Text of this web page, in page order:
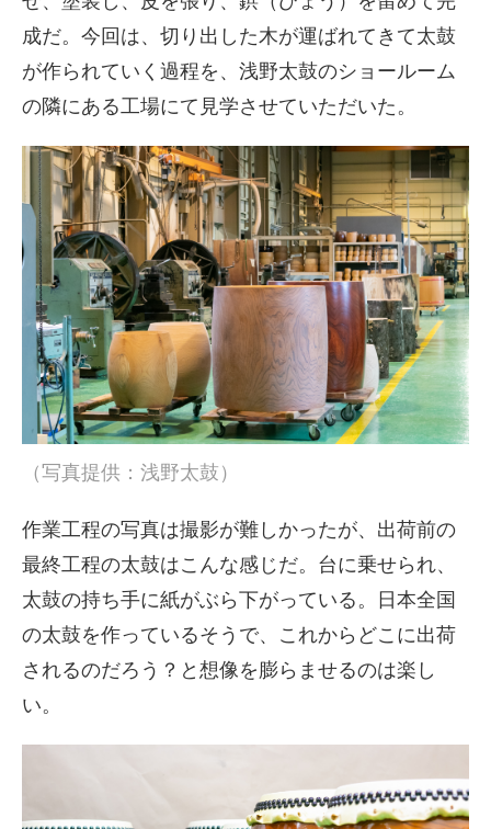
成だ。今回は、切り出した木が運ばれてきて太鼓
が作られていく過程を、浅野太鼓のショールーム
の隣にある工場にて見学させていただいた。
（写真提供：浅野太鼓）
作業工程の写真は撮影が難しかったが、出荷前の
最終工程の太鼓はこんな感じだ。台に乗せられ、
太鼓の持ち手に紙がぶら下がっている。日本全国
の太鼓を作っているそうで、これからどこに出荷
されるのだろう？と想像を膨らませるのは楽し
い。